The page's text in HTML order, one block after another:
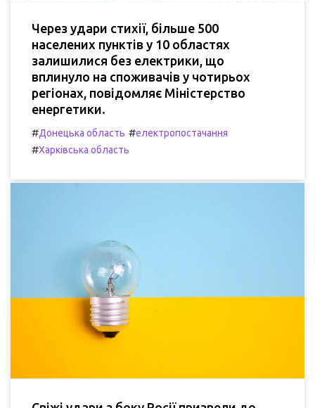
Через удари стихії, більше 500
населених пунктів у 10 областях
залишилися без електрики, що
вплинуло на споживачів у чотирьох
регіонах, повідомляє Міністерство
енергетики.
#Донецька область #електропостачання
#Харківська область